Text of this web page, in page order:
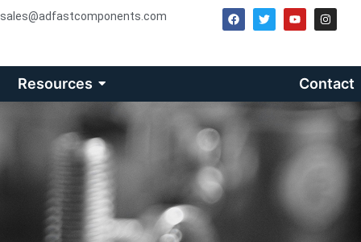
sales@adfastcomponents.com
Resources Contact